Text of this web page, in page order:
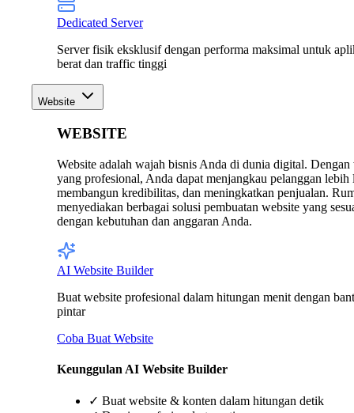
Dedicated Server
Server fisik eksklusif dengan performa maksimal untuk
berat dan traffic tinggi
Website
WEBSITE
Website adalah wajah bisnis Anda di dunia digital. Dengan
yang profesional, Anda dapat menjangkau pelanggan lebih
membangun kredibilitas, dan meningkatkan penjualan.
menyediakan berbagai solusi pembuatan website yang
dengan kebutuhan dan anggaran Anda.
AI Website Builder
Buat website profesional dalam hitungan menit dengan
pintar
Coba Buat Website
Keunggulan AI Website Builder
✓ Buat website & konten dalam hitungan detik